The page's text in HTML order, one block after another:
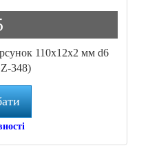
110x12x2 мм d6
348)